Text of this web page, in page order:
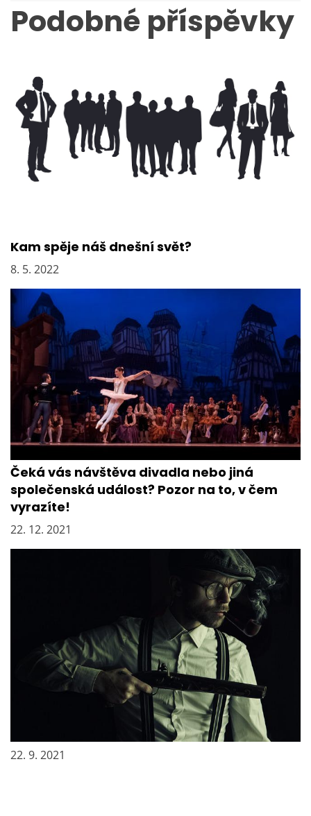
a
c
o
p
k
Podobné příspěvky
Kam spěje náš dnešní svět?
8. 5. 2022
Čeká vás návštěva divadla nebo jiná
společenská událost? Pozor na to, v čem
vyrazíte!
22. 12. 2021
Věci, které si společnost odmítá přiznat
22. 9. 2021